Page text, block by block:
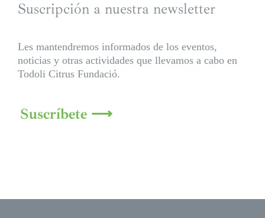
Suscripción a nuestra newsletter
Les mantendremos informados de los eventos,
noticias y otras actividades que llevamos a cabo en
Todoli Citrus Fundació.
Suscríbete ⟶